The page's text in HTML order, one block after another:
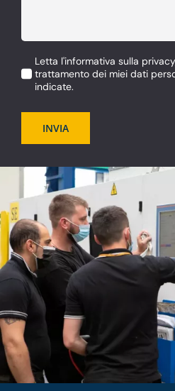
Letta l'informativa sulla
trattamento dei miei dati
indicate.
INVIA